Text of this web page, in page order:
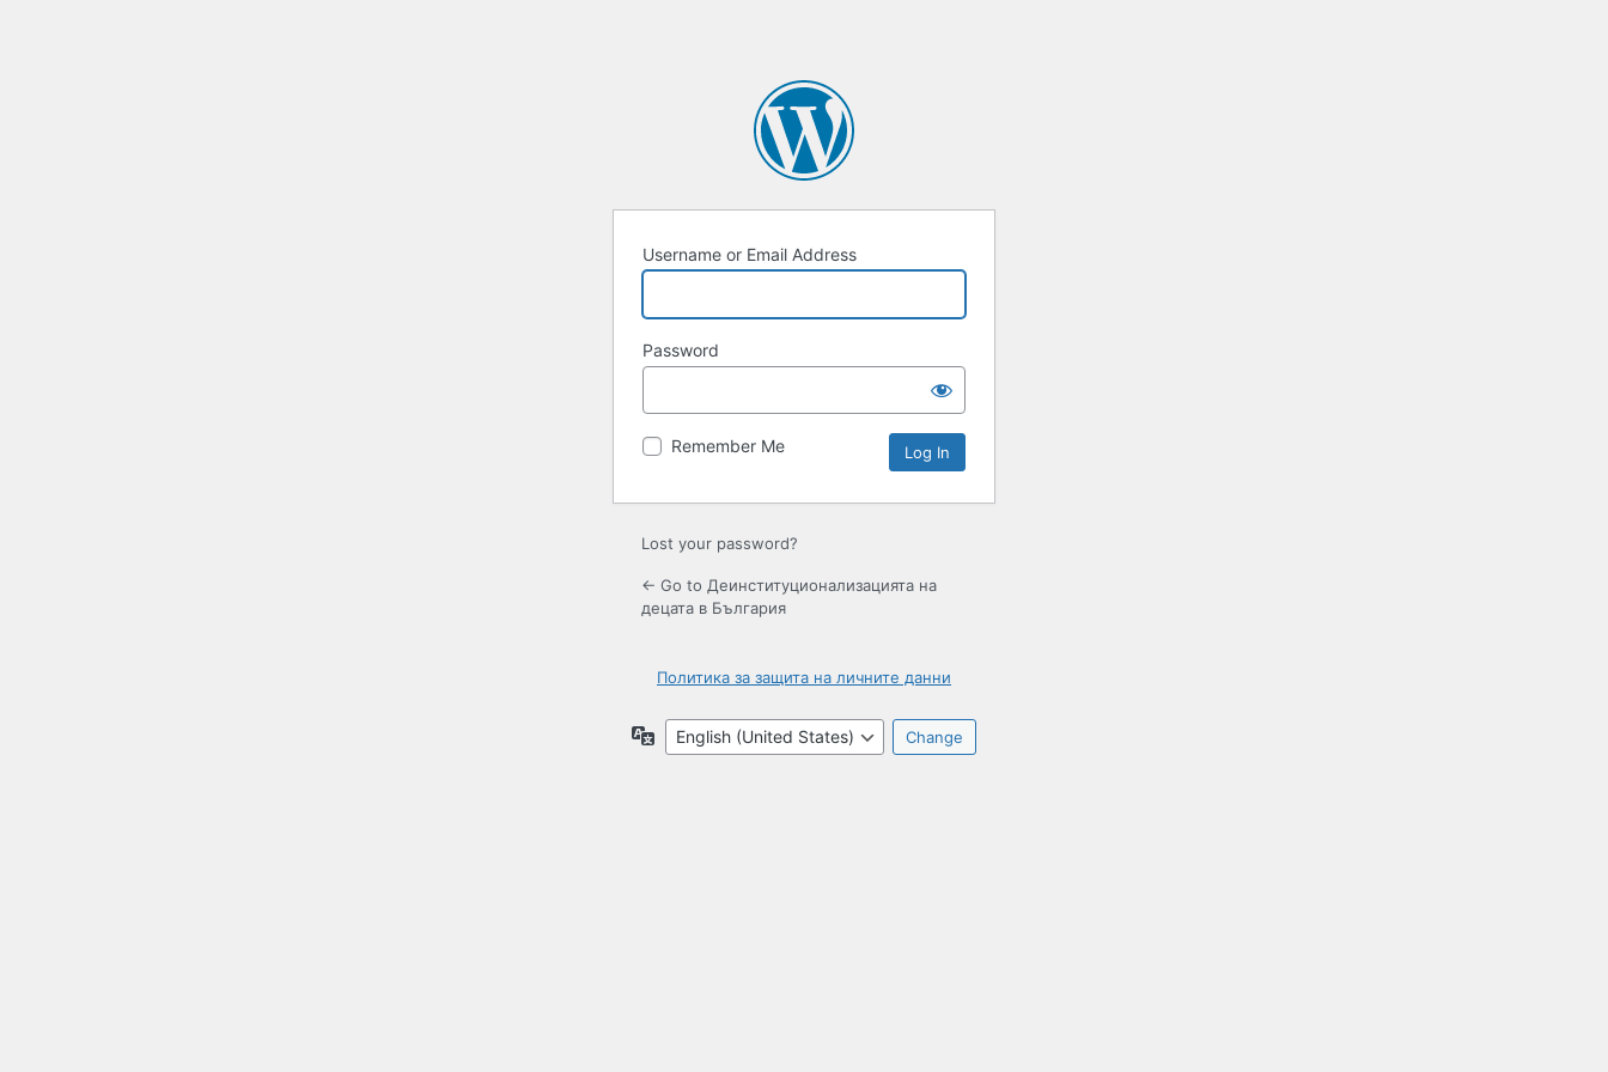
Username or Email Address
Password
Remember Me
Lost your password?
← Go to Деинституционализацията на
децата в България
Политика за защита на личните данни
Language